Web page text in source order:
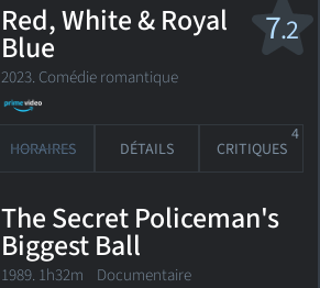
7.2
Red, White & Royal
Blue
2023. Comédie romantique
HORAIRES DÉTAILS CRITIQUES
4
The Secret Policeman's
Biggest Ball
1989. 1h32m Documentaire